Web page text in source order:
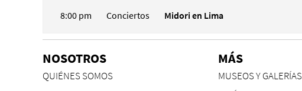
8:00 pm Conciertos Midori en Lima
NOSOTROS
QUIÉNES SOMOS
MÁS
MUSEOS Y GALERÍAS